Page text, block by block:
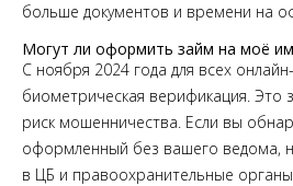
больше документов и времени на
Могут ли оформить займ на моё
С ноября 2024 года для всех
биометрическая верификация. Это
риск мошенничества. Если вы
оформленный без вашего ведома,
в ЦБ и правоохранительные органы.